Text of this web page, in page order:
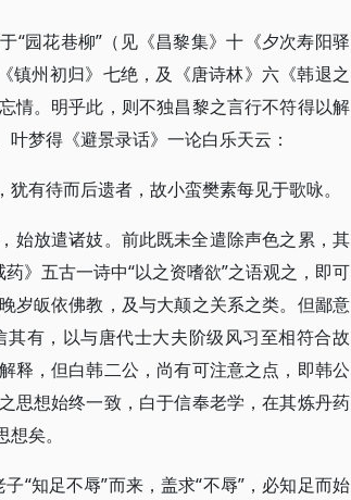
“园花巷柳”（见《昌黎集》十《夕次寿阳驿
镇州初归》七绝，及《唐诗林》六《韩退之
情。明乎此，则不独昌黎之言行不符得以解
梦得《避景录话》一论白乐天云：
有待而后遗者，故小蛮樊素每见于歌咏。
始放遣诸妓。前此既未全遣除声色之累，其
》五古一诗中“以之资嗜欲”之语观之，即可
岁皈依佛教，及与大颠之关系之类。但鄙意
有，以与唐代士大夫阶级风习至相符合故
释，但白韩二公，尚有可注意之点，即韩公
思想始终一致，白于信奉老学，在其炼丹药
矣。
“知足不辱”而来，盖求“不辱”，必知足而始